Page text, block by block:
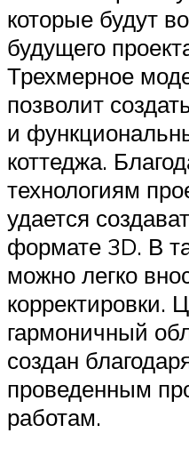
которые будут
будущего
Трехмерное
позволит
и
коттеджа.
технологиям
удается
формате 3D. В
можно легко
корректировки.
гармоничный
создан
проведенным
работам.